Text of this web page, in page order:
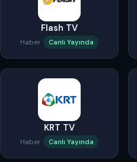
Flash TV
Haber Canlı Yayında
KRT TV
Haber Canlı Yayında